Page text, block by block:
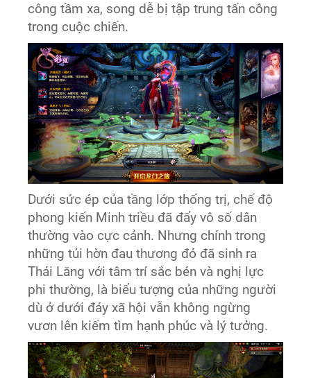
công tầm xa, song dễ bị tập trung tấn công
trong cuộc chiến.
Dưới sức ép của tầng lớp thống trị, chế độ
phong kiến Minh triều đã đẩy vô số dân
thường vào cực cảnh. Nhưng chính trong
những tủi hờn đau thương đó đã sinh ra
Thái Lăng với tâm trí sắc bén và nghị lực
phi thường, là biểu tượng của những người
dù ở dưới đáy xã hội vẫn không ngừng
vươn lên kiếm tìm hạnh phúc và lý tưởng.